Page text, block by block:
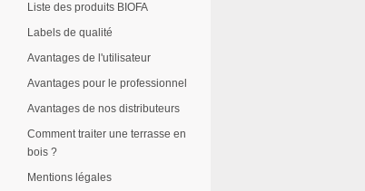
Liste des produits BIOFA
Labels de qualité
Avantages de l'utilisateur
Avantages pour le professionnel
Avantages de nos distributeurs
Comment traiter une terrasse en
bois ?
Mentions légales